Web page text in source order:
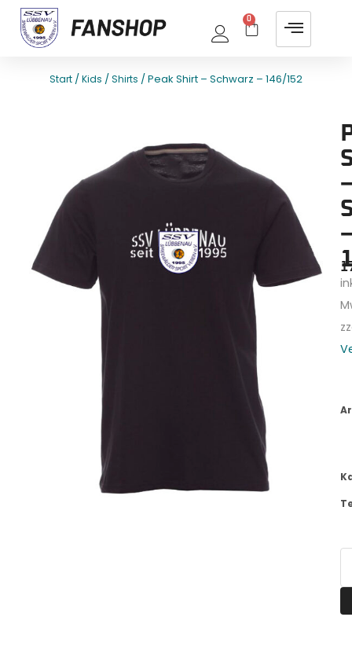
0
Start /Kids /Shirts / Peak Shirt – Schwarz – 146/152
–
–